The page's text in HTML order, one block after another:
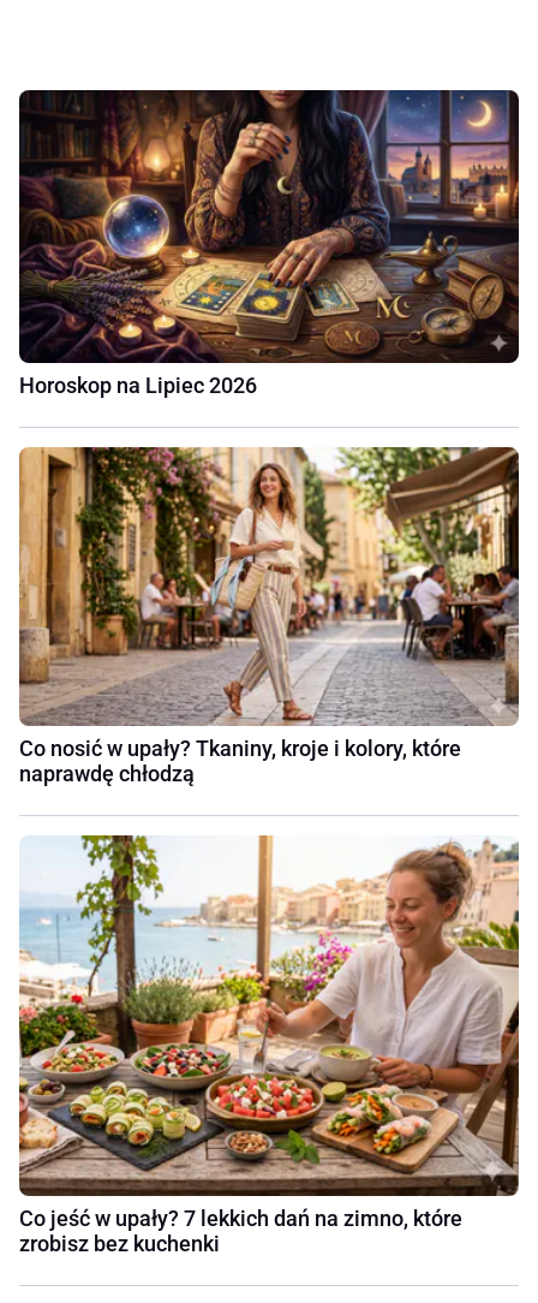
Horoskop na Lipiec 2026
Co nosić w upały? Tkaniny, kroje i kolory, które
naprawdę chłodzą
Co jeść w upały? 7 lekkich dań na zimno, które
zrobisz bez kuchenki